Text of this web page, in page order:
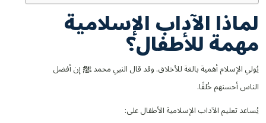
لماذا الآداب الإسلامية
مهمة للأطفال؟
يُولي الإسلام أهمية بالغة للأخلاق. وقد قال النبي محمد ﷺ إن أفضل
الناس أحسنهم خُلقًا.
يُساعد تعليم الآداب الإسلامية الأطفال على: